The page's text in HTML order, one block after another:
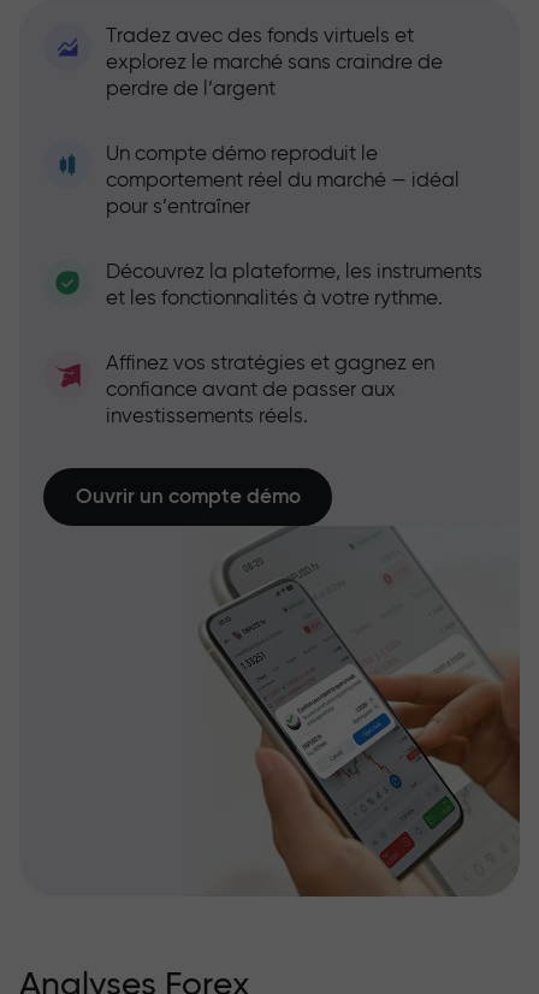
Tradez avec des fonds virtuels et
explorez le marché sans craindre de
perdre de l’argent
Un compte démo reproduit le
comportement réel du marché — idéal
pour s’entraîner
Découvrez la plateforme, les instruments
et les fonctionnalités à votre rythme.
Affinez vos stratégies et gagnez en
confiance avant de passer aux
investissements réels.
Ouvrir un compte démo
Analyses Forex